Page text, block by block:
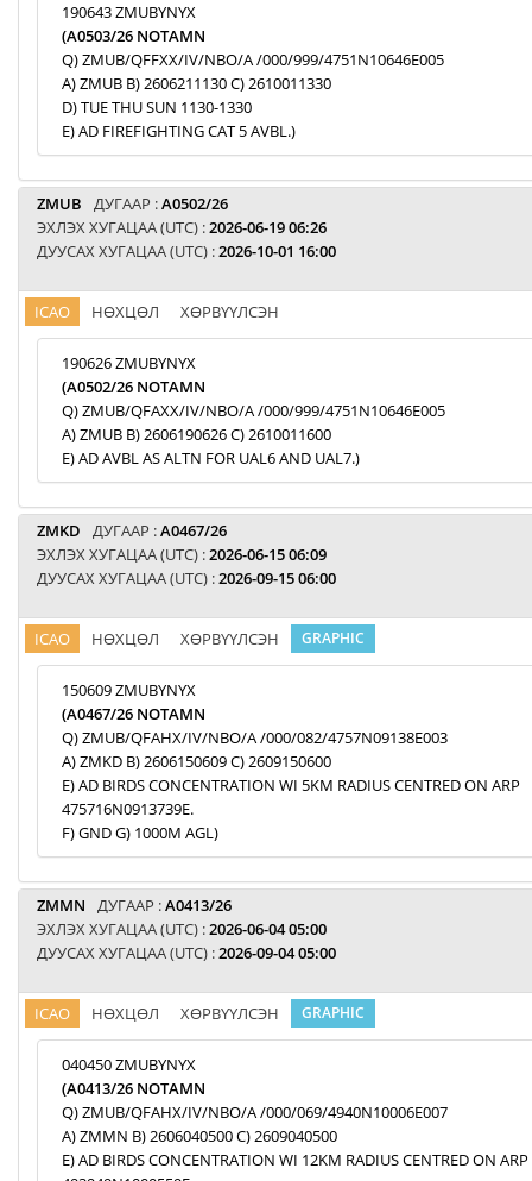
190643 ZMUBYNYX
(A0503/26 NOTAMN
Q) ZMUB/QFFXX/IV/NBO/A /000/999/4751N10646E005
A) ZMUB B) 2606211130 C) 2610011330
D) TUE THU SUN 1130-1330
E) AD FIREFIGHTING CAT 5 AVBL.)
ZMUB ДУГААР :A0502/26
ЭХЛЭХ ХУГАЦАА (UTC) :2026-06-19 06:26
ДУУСАХ ХУГАЦАА (UTC) :2026-10-01 16:00
ICAO НӨХЦӨЛ ХӨРВҮҮЛСЭН
190626 ZMUBYNYX
(A0502/26 NOTAMN
Q) ZMUB/QFAXX/IV/NBO/A /000/999/4751N10646E005
A) ZMUB B) 2606190626 C) 2610011600
E) AD AVBL AS ALTN FOR UAL6 AND UAL7.)
ZMKD ДУГААР :A0467/26
ЭХЛЭХ ХУГАЦАА (UTC) :2026-06-15 06:09
ДУУСАХ ХУГАЦАА (UTC) :2026-09-15 06:00
ICAO НӨХЦӨЛ ХӨРВҮҮЛСЭН GRAPHIC
150609 ZMUBYNYX
(A0467/26 NOTAMN
Q) ZMUB/QFAHX/IV/NBO/A /000/082/4757N09138E003
A) ZMKD B) 2606150609 C) 2609150600
E) AD BIRDS CONCENTRATION WI 5KM RADIUS CENTRED ON ARP
475716N0913739E.
F) GND G) 1000M AGL)
ZMMN ДУГААР :A0413/26
ЭХЛЭХ ХУГАЦАА (UTC) :2026-06-04 05:00
ДУУСАХ ХУГАЦАА (UTC) :2026-09-04 05:00
ICAO НӨХЦӨЛ ХӨРВҮҮЛСЭН GRAPHIC
040450 ZMUBYNYX
(A0413/26 NOTAMN
Q) ZMUB/QFAHX/IV/NBO/A /000/069/4940N10006E007
A) ZMMN B) 2606040500 C) 2609040500
E) AD BIRDS CONCENTRATION WI 12KM RADIUS CENTRED ON ARP